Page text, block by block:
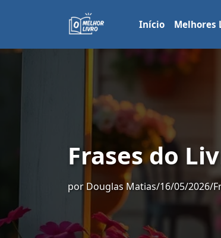
Início Melhores
Frases do
por Douglas Matias/16/05/2026/